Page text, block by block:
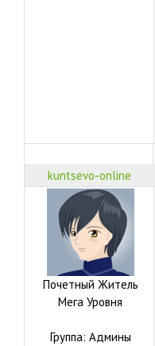
kuntsevo-online
Почетный Житель
Мега Уровня
Группа: Админы